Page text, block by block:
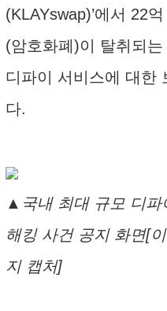
(KLAYswap)’에서 22
(암호화폐)이 탈취되
디파이 서비스에 대한
다.
▲국내 최대 규모 디파
해킹 사건 공지 화면[
지 캡처]